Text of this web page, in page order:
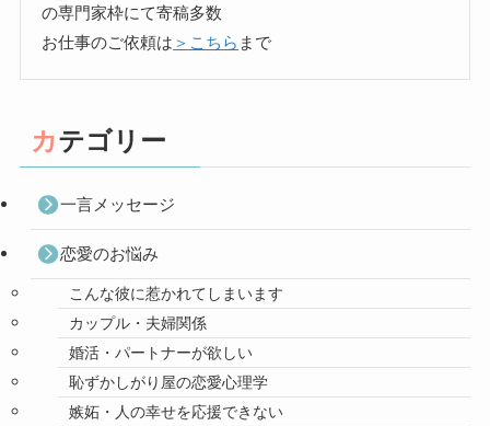
の専門家枠にて寄稿多数
お仕事のご依頼は ＞こちら まで
カテゴリー
一言メッセージ
恋愛のお悩み
こんな彼に惹かれてしまいます
カップル・夫婦関係
婚活・パートナーが欲しい
恥ずかしがり屋の恋愛心理学
嫉妬・人の幸せを応援できない